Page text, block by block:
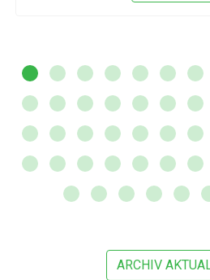
ARCHIV